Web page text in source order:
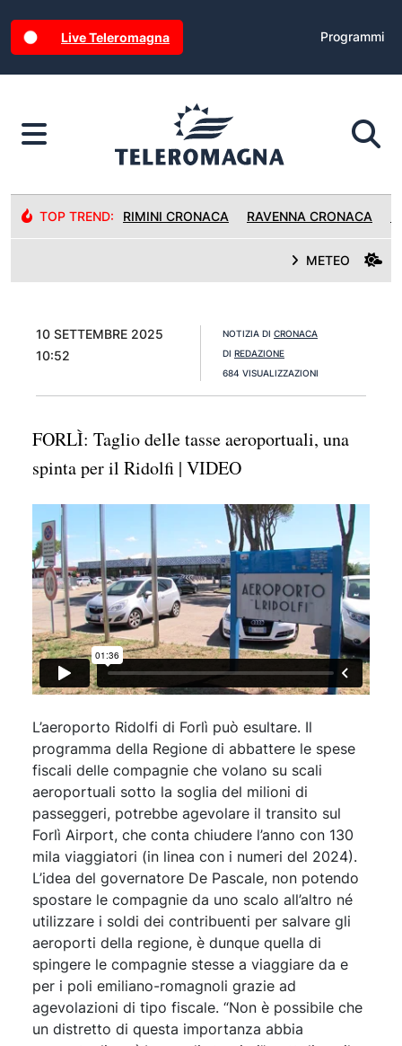
Live Teleromagna Programmi
TOP TREND: RIMINI CRONACA RAVENNA CRONACA
METEO
10 SETTEMBRE 2025
10:52
NOTIZIA DI CRONACA
DI REDAZIONE
684 VISUALIZZAZIONI
FORLÌ: Taglio delle tasse aeroportuali, una
spinta per il Ridolfi | VIDEO
L’aeroporto Ridolfi di Forlì può esultare. Il
programma della Regione di abbattere le spese
fiscali delle compagnie che volano su scali
aeroportuali sotto la soglia del milioni di
passeggeri, potrebbe agevolare il transito sul
Forlì Airport, che conta chiudere l’anno con 130
mila viaggiatori (in linea con i numeri del 2024).
L’idea del governatore De Pascale, non potendo
spostare le compagnie da uno scalo all’altro né
utilizzare i soldi dei contribuenti per salvare gli
aeroporti della regione, è dunque quella di
spingere le compagnie stesse a viaggiare da e
per i poli emiliano-romagnoli grazie ad
agevolazioni di tipo fiscale. “Non è possibile che
un distretto di questa importanza abbia